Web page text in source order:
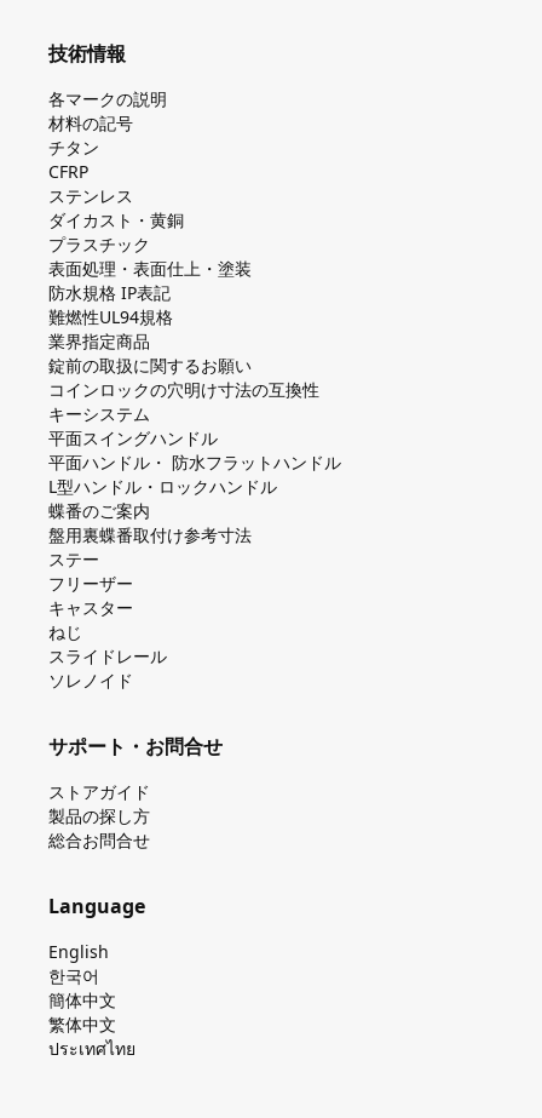
技術情報
各マークの説明
材料の記号
チタン
CFRP
ステンレス
ダイカスト・⻩銅
プラスチック
表面処理・表面仕上・塗装
防⽔規格 IP表記
難燃性UL94規格
業界指定商品
錠前の取扱に関するお願い
コインロックの⽳明け⼨法の互換性
キーシステム
平⾯スイングハンドル
平⾯ハンドル・ 防⽔フラットハンドル
L型ハンドル・ロックハンドル
蝶番のご案内
盤⽤裏蝶番取付け参考⼨法
ステー
フリーザー
キャスター
ねじ
スライドレール
ソレノイド
サポート・お問合せ
ストアガイド
製品の探し⽅
総合お問合せ
Language
English
한국어
簡体中文
繁体中文
ประเทศไทย